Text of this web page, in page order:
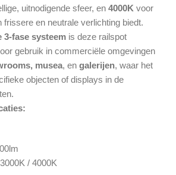
uitnodigende sfeer, en 4000K voor
frissere en neutrale verlichting biedt.
3-fase systeem is deze railspot
gebruik in commerciële omgevingen
musea, en galerijen, waar het
objecten of displays in de
/ 4000K